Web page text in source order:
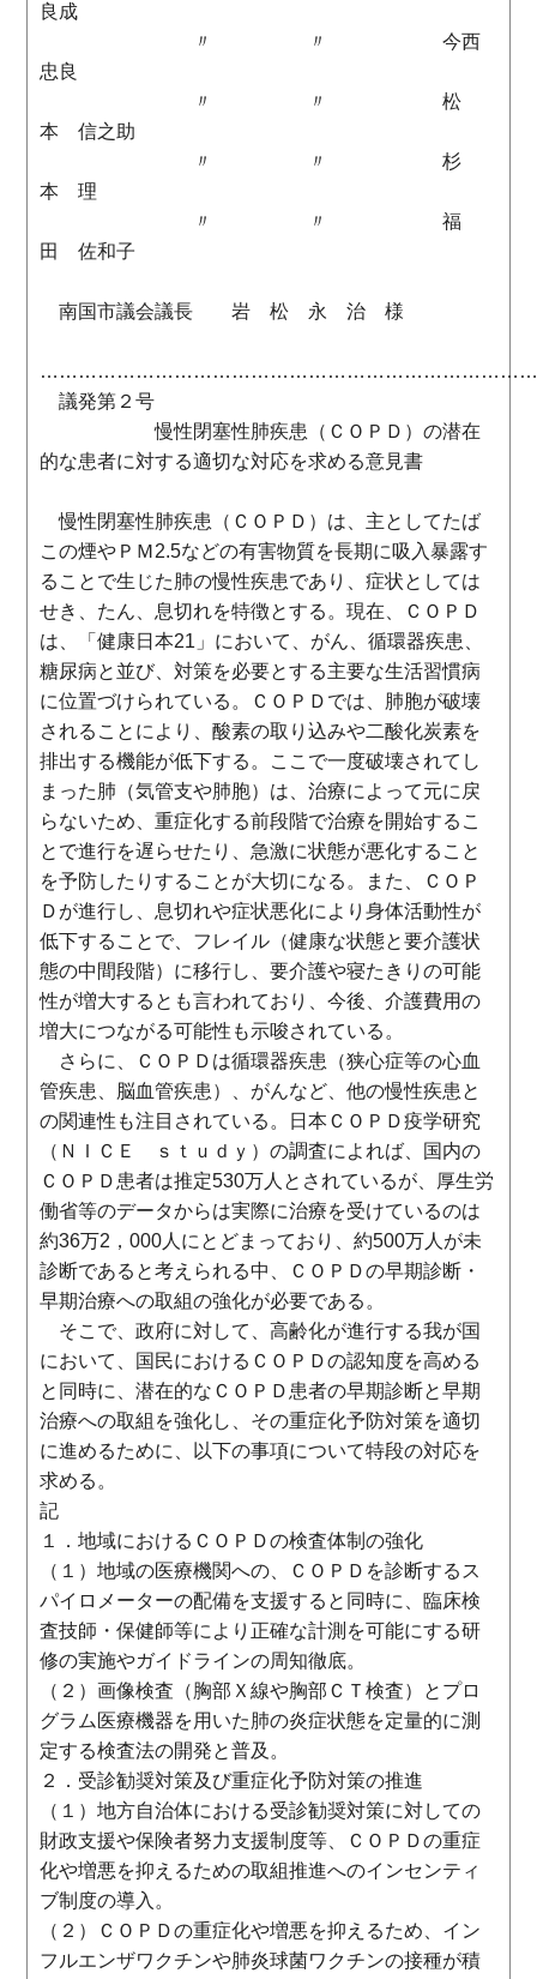
良成
〃 〃 今西
忠良
〃 〃 松
本 信之助
〃 〃 杉
本 理
〃 〃 福
田 佐和子
南国市議会議長 岩 松 永 治 様
議発第２号
慢性閉塞性肺疾患（ＣＯＰＤ）の潜在
的な患者に対する適切な対応を求める意見書
慢性閉塞性肺疾患（ＣＯＰＤ）は、主としてたば
この煙やＰＭ2.5などの有害物質を長期に吸入暴露す
ることで生じた肺の慢性疾患であり、症状としては
せき、たん、息切れを特徴とする。現在、ＣＯＰＤ
は、「健康日本21」において、がん、循環器疾患、
糖尿病と並び、対策を必要とする主要な生活習慣病
に位置づけられている。ＣＯＰＤでは、肺胞が破壊
されることにより、酸素の取り込みや二酸化炭素を
排出する機能が低下する。ここで一度破壊されてし
まった肺（気管支や肺胞）は、治療によって元に戻
らないため、重症化する前段階で治療を開始するこ
とで進行を遅らせたり、急激に状態が悪化すること
を予防したりすることが大切になる。また、ＣＯＰ
Ｄが進行し、息切れや症状悪化により身体活動性が
低下することで、フレイル（健康な状態と要介護状
態の中間段階）に移行し、要介護や寝たきりの可能
性が増大するとも言われており、今後、介護費用の
増大につながる可能性も示唆されている。
さらに、ＣＯＰＤは循環器疾患（狭心症等の心血
管疾患、脳血管疾患）、がんなど、他の慢性疾患と
の関連性も注目されている。日本ＣＯＰＤ疫学研究
（ＮＩＣＥ ｓｔｕｄｙ）の調査によれば、国内の
ＣＯＰＤ患者は推定530万人とされているが、厚生労
働省等のデータからは実際に治療を受けているのは
約36万2，000人にとどまっており、約500万人が未
診断であると考えられる中、ＣＯＰＤの早期診断・
早期治療への取組の強化が必要である。
そこで、政府に対して、高齢化が進行する我が国
において、国民におけるＣＯＰＤの認知度を高める
と同時に、潜在的なＣＯＰＤ患者の早期診断と早期
治療への取組を強化し、その重症化予防対策を適切
に進めるために、以下の事項について特段の対応を
求める。
記
１．地域におけるＣＯＰＤの検査体制の強化
（１）地域の医療機関への、ＣＯＰＤを診断するス
パイロメーターの配備を支援すると同時に、臨床検
査技師・保健師等により正確な計測を可能にする研
修の実施やガイドラインの周知徹底。
（２）画像検査（胸部Ｘ線や胸部ＣＴ検査）とプロ
グラム医療機器を用いた肺の炎症状態を定量的に測
定する検査法の開発と普及。
２．受診勧奨対策及び重症化予防対策の推進
（１）地方自治体における受診勧奨対策に対しての
財政支援や保険者努力支援制度等、ＣＯＰＤの重症
化や増悪を抑えるための取組推進へのインセンティ
ブ制度の導入。
（２）ＣＯＰＤの重症化や増悪を抑えるため、イン
フルエンザワクチンや肺炎球菌ワクチンの接種が積